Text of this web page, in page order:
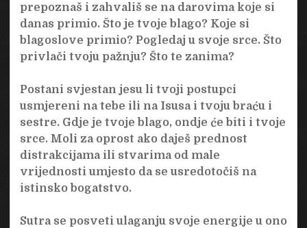
prepoznaš i zahvališ se na darovima koje si
danas primio. Što je tvoje blago? Koje si
blagoslove primio? Pogledaj u svoje srce. Što
privlači tvoju pažnju? Što te zanima?
Postani svjestan jesu li tvoji postupci
usmjereni na tebe ili na Isusa i tvoju braću i
sestre. Gdje je tvoje blago, ondje će biti i tvoje
srce. Moli za oprost ako daješ prednost
distrakcijama ili stvarima od male
vrijednosti umjesto da se usredotočiš na
istinsko bogatstvo.
Sutra se posveti ulaganju svoje energije u ono